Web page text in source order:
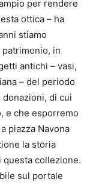
per rendere
ottica – ha
stiamo
in
antichi – vasi,
– del periodo
di cui
e che esporremo
piazza Navona
la storia
questa collezione.
sul portale